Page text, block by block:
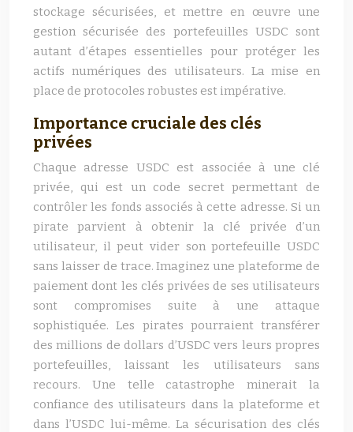
stockage sécurisées, et mettre en œuvre une
gestion sécurisée des portefeuilles USDC sont
autant d’étapes essentielles pour protéger les
actifs numériques des utilisateurs. La mise en
place de protocoles robustes est impérative.
Importance cruciale des clés
privées
Chaque adresse USDC est associée à une clé
privée, qui est un code secret permettant de
contrôler les fonds associés à cette adresse. Si un
pirate parvient à obtenir la clé privée d’un
utilisateur, il peut vider son portefeuille USDC
sans laisser de trace. Imaginez une plateforme de
paiement dont les clés privées de ses utilisateurs
sont compromises suite à une attaque
sophistiquée. Les pirates pourraient transférer
des millions de dollars d’USDC vers leurs propres
portefeuilles, laissant les utilisateurs sans
recours. Une telle catastrophe minerait la
confiance des utilisateurs dans la plateforme et
dans l’USDC lui-même. La sécurisation des clés